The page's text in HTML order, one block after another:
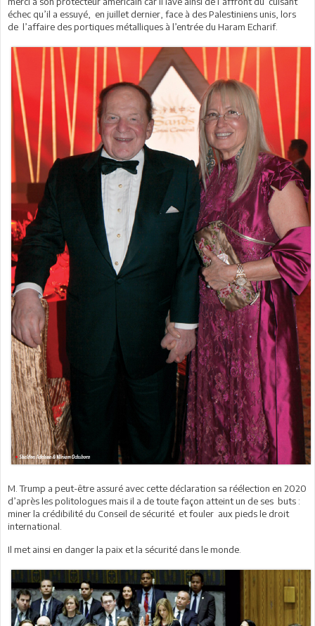
échec qu’il a essuyé, en juillet dernier, face à des Palestiniens unis, lors
de l’affaire des portiques métalliques à l’entrée du Haram Echarif.
M. Trump a peut-être assuré avec cette déclaration sa réélection en 2020
d’après les politologues mais il a de toute façon atteint un de ses buts :
miner la crédibilité du Conseil de sécurité et fouler aux pieds le droit
international.
Il met ainsi en danger la paix et la sécurité dans le monde.